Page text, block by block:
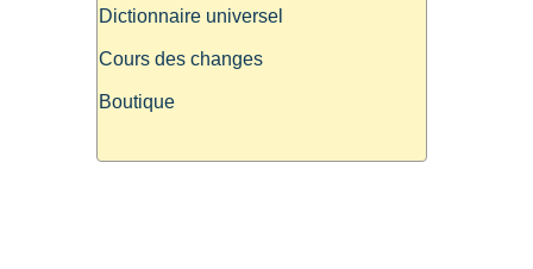
Dictionnaire universel
Cours des changes
Boutique